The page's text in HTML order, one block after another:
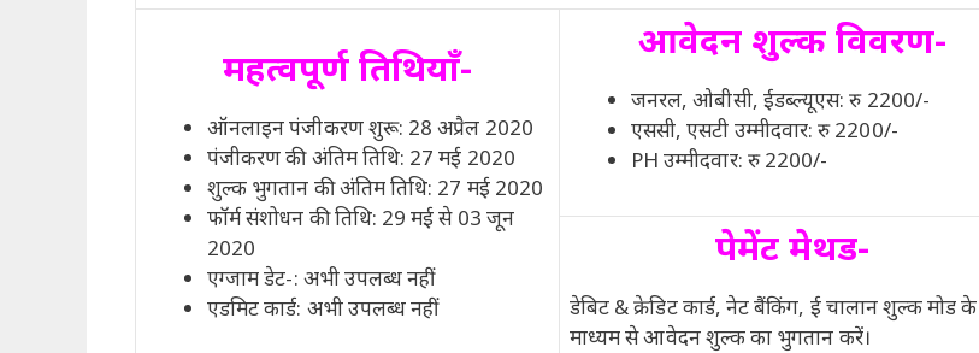
महत्वपूर्ण तिथियाँ-
ऑनलाइन पंजीकरण शुरू: 28 अप्रैल 2020
पंजीकरण की अंतिम तिथि: 27 मई 2020
शुल्क भुगतान की अंतिम तिथि: 27 मई 2020
फॉर्म संशोधन की तिथि: 29 मई से 03 जून
2020
एग्जाम डेट-: अभी उपलब्ध नहीं
एडमिट कार्ड: अभी उपलब्ध नहीं
आवेदन शुल्क विवरण-
जनरल, ओबीसी, ईडब्ल्यूएस: रु 2200/-
एससी, एसटी उम्मीदवार: रु 2200/-
PH उम्मीदवार: रु 2200/-
पेमेंट मेथड-
डेबिट & क्रेडिट कार्ड, नेट बैंकिंग, ई चालान शुल्क मोड के
माध्यम से आवेदन शुल्क का भुगतान करें।